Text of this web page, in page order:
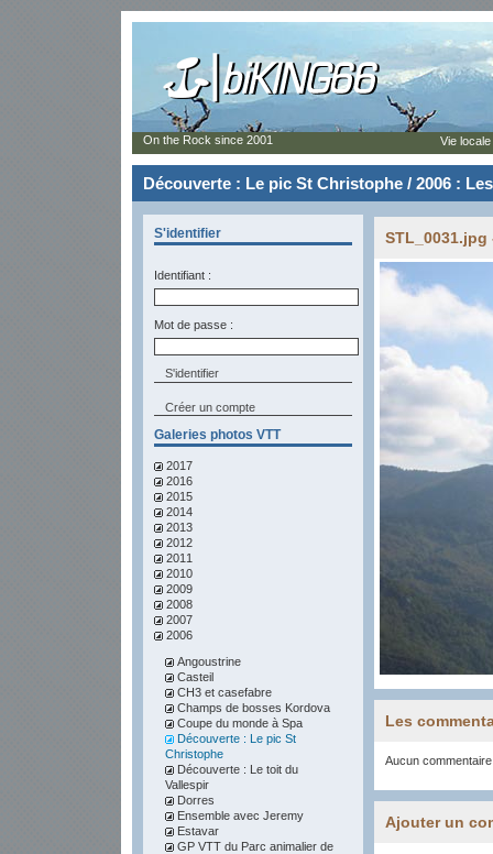
Découverte : Le pic St Christophe / 2006 :
S'identifier
Identifiant :
Mot de passe :
Créer un compte
Galeries photos VTT
2017
2016
2015
2014
2013
2012
2011
2010
2009
2008
2007
2006
Angoustrine
Casteil
CH3 et casefabre
Champs de bosses Kordova
Coupe du monde à Spa
Découverte : Le pic St
Christophe
Découverte : Le toit du
Vallespir
Dorres
Ensemble avec Jeremy
Estavar
GP VTT du Parc animalier de
STL_0031.jpg
Les
Aucun
Ajouter un
On the Rock since 2001 Vie